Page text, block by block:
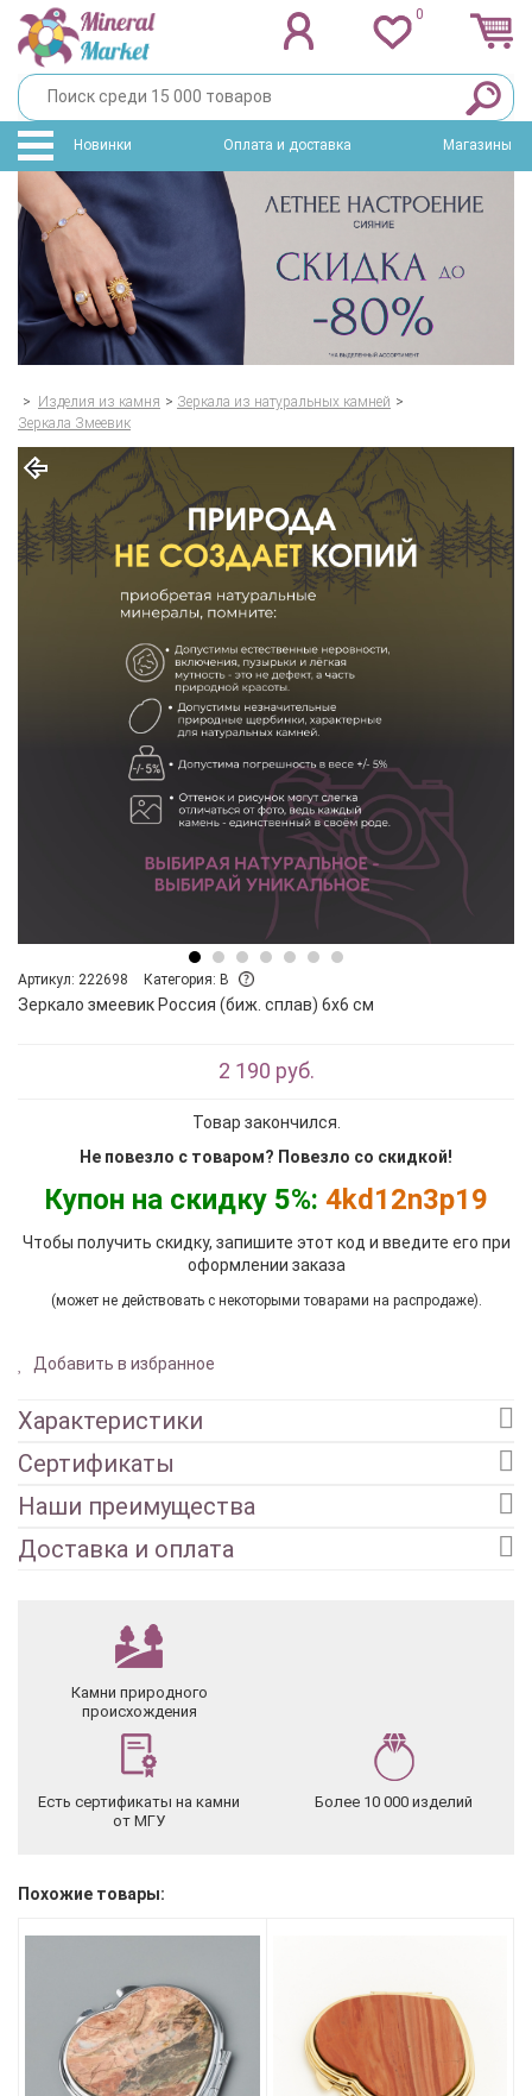
0
Новинки Оплата и доставка Магазины
> Изделия из камня > Зеркала из натуральных камней >
Зеркала Змеевик
Артикул: 222698 Категория: B
Зеркало змеевик Россия (биж. сплав) 6х6 см
2 190 руб.
Товар закончился.
Не повезло с товаром? Повезло со скидкой!
Купон на скидку 5%: 4kd12n3p19
Чтобы получить скидку, запишите этот код и введите его при
оформлении заказа
(может не действовать с некоторыми товарами на распродаже).
Добавить в избранное
Характеристики
Сертификаты
Наши преимущества
Доставка и оплата
Камни природного
происхождения
Есть сертификаты на камни
от МГУ
Более 10 000 изделий
Похожие товары: